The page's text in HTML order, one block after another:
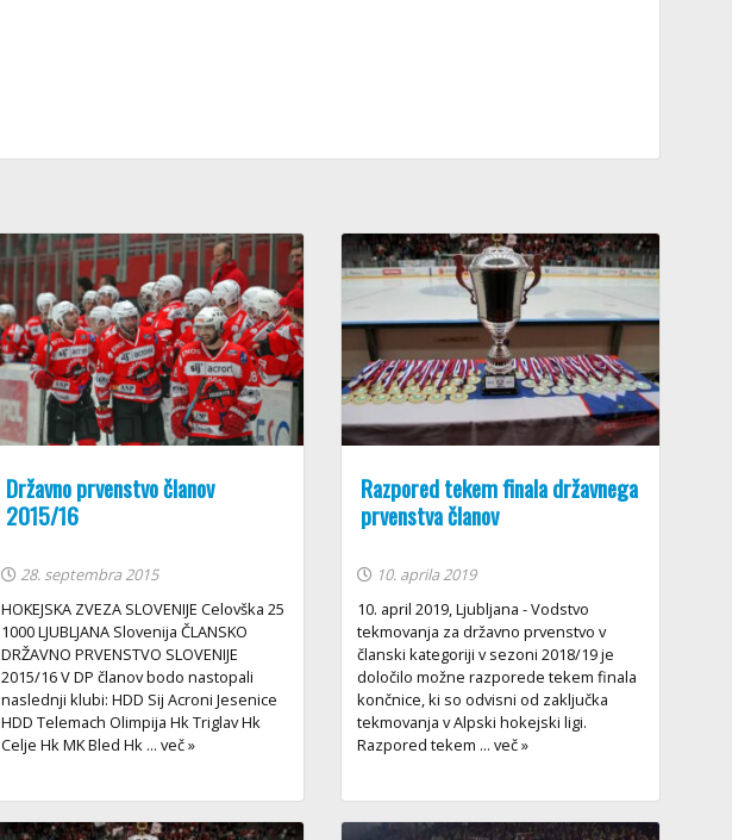
Državno prvenstvo članov
2015/16
28. septembra 2015
HOKEJSKA ZVEZA SLOVENIJE Celovška 25
1000 LJUBLJANA Slovenija ČLANSKO
DRŽAVNO PRVENSTVO SLOVENIJE
2015/16 V DP članov bodo nastopali
naslednji klubi: HDD Sij Acroni Jesenice
HDD Telemach Olimpija Hk Triglav Hk
Celje Hk MK Bled Hk ... več »
Razpored tekem finala državnega
prvenstva članov
10. aprila 2019
10. april 2019, Ljubljana - Vodstvo
tekmovanja za državno prvenstvo v
članski kategoriji v sezoni 2018/19 je
določilo možne razporede tekem finala
končnice, ki so odvisni od zaključka
tekmovanja v Alpski hokejski ligi.
Razpored tekem ... več »